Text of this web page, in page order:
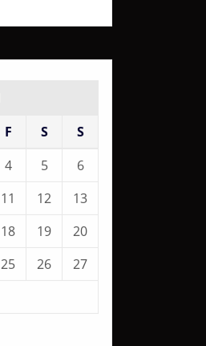
F S
S
4 5
6
11 12
13
18 19
20
25 26
27